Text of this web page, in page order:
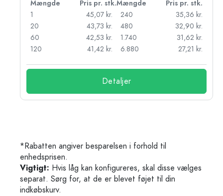
Mængde Pris pr. stk.Mængde
Pris pr. stk.
1
45,07 kr.
20
43,73 kr.
60
42,53 kr.
120
41,42 kr.
240
35,36 kr.
480
32,90 kr.
1.740
31,62 kr.
6.880
27,21 kr.
Detaljer
*Rabatten angiver besparelsen i forhold til
enhedsprisen.
Vigtigt: Hvis låg kan konfigureres, skal disse vælges
separat. Sørg for, at de er blevet føjet til din
indkøbskurv.